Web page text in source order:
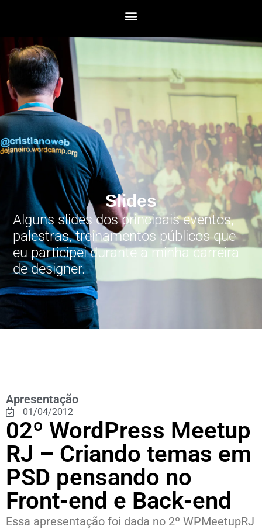
Slides
Alguns slides dos principais eventos,
palestras, treinamentos públicos que
eu participei durante a minha carreira
de designer.
Apresentação
01/04/2012
02º WordPress Meetup
RJ – Criando temas em
PSD pensando no
Front-end e Back-end
Essa apresentação foi dada no 2º WPMeetupRJ